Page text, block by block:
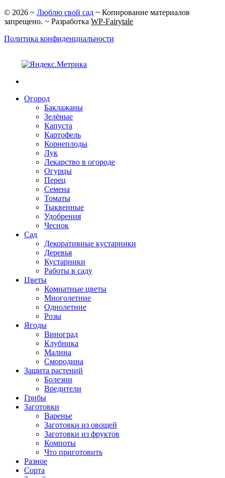
© 2026 ~ Люблю свой сад ~ Копирование материалов
запрещено. ~ Разработка WP-Fairytale
Политика конфиденциальности
Огород
Баклажаны
Зелёные
Капуста
Картофель
Корнеплоды
Лук
Лекарство в огороде
Огурцы
Перец
Семена
Томаты
Тыквенные
Удобрения
Чеснок
Сад
Декоративные кустарники
Деревья
Кустарники
Работы в саду
Цветы
Комнатные цветы
Многолетние
Однолетние
Розы
Ягоды
Виноград
Клубника
Малина
Смородина
Защита растений
Болезни
Вредители
Грибы
Заготовки
Варенье
Заготовки из овощей
Заготовки из фруктов
Компоты
Что приготовить
Разное
Сорта